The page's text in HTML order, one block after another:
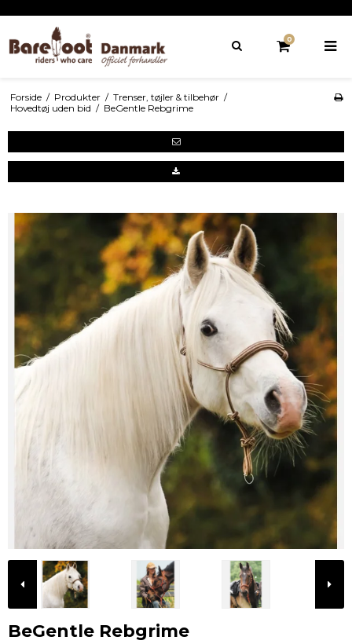
0
Forside / Produkter / Trenser, tøjler & tilbehør /
Hovedtøj uden bid / BeGentle Rebgrime
BeGentle Rebgrime